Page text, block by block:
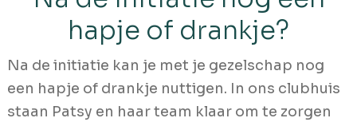
hapje of drankje?
Na de initiatie kan je met je gezelschap nog
een hapje of drankje nuttigen. In ons clubhuis
staan Patsy en haar team klaar om te zorgen